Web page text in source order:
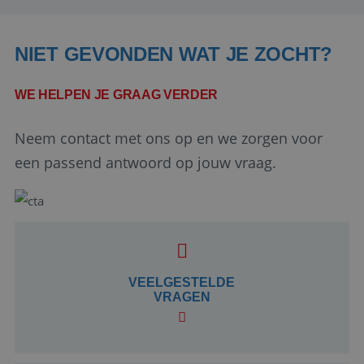
NIET GEVONDEN WAT JE ZOCHT?
WE HELPEN JE GRAAG VERDER
Neem contact met ons op en we zorgen voor
een passend antwoord op jouw vraag.
VEELGESTELDE
VRAGEN
Corporation
Google Privacy Policy